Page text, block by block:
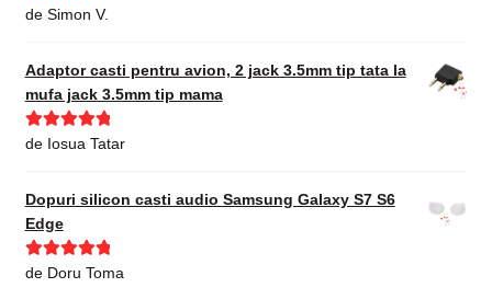
Evaluat la
de Simon V.
Adaptor casti pentru avion, 2 jack 3.5mm tip tata la
mufa jack 3.5mm tip mama
Evaluat la5
de Iosua Tatar
Dopuri silicon casti audio Samsung Galaxy S7 S6
Edge
Evaluat la5
de Doru Toma